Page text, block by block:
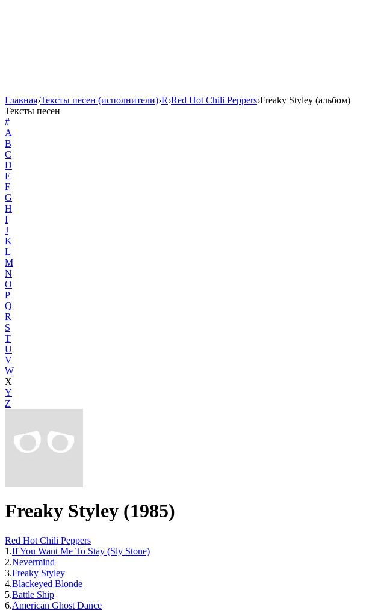
Главная›Тексты песен (исполнители)›R›Red Hot Chili Peppers›Freaky Styley (альбом)
Тексты песен
#
A
B
C
D
E
F
G
H
I
J
K
L
M
N
O
P
Q
R
S
T
U
V
W
X
Y
Z
Freaky Styley (1985)
Red Hot Chili Peppers
1.If You Want Me To Stay (Sly Stone)
2.Nevermind
3.Freaky Styley
4.Blackeyed Blonde
5.Battle Ship
6.American Ghost Dance